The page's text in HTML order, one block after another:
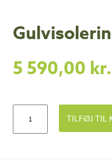
5 590,00 kr.
TILFØJ TIL